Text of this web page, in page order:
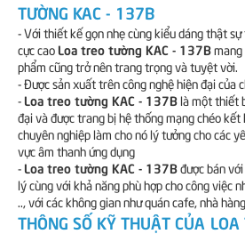
TƯỜNG KAC - 137B
- Với thiết kế gọn nhẹ cùng kiểu dáng thật
cực cao Loa treo tường KAC - 137B
phẩm cũng trở nên trang trọng và tuyệt vời.
- Được sản xuất trên công nghệ hiện đại của
- Loa treo tường KAC - 137Blà một thiết
đại và được trang bị hệ thống mạng chéo
chuyên nghiệp làm cho nó lý tưởng cho các
vực âm thanh ứng dụng
- Loa treo tường KAC - 137Bđược bán
lý cùng với khả năng phù hợp cho công việc
.., với các không gian như quán cafe, nhà
THÔNG SỐ KỸ THUẬT CỦA LOA